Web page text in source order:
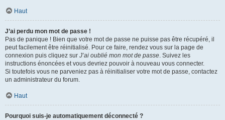
Haut
J’ai perdu mon mot de passe !
Pas de panique ! Bien que votre mot de passe ne puisse pas être récupéré, il
peut facilement être réinitialisé. Pour ce faire, rendez vous sur la page de
connexion puis cliquez sur J’ai oublié mon mot de passe. Suivez les
instructions énoncées et vous devriez pouvoir à nouveau vous connecter.
Si toutefois vous ne parveniez pas à réinitialiser votre mot de passe, contactez
un administrateur du forum.
Haut
Pourquoi suis-je automatiquement déconnecté ?